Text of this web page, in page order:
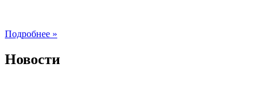
Подробнее »
Новости